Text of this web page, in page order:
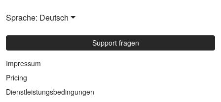
Sprache: Deutsch
Support fragen
Impressum
Pricing
Dienstleistungsbedingungen